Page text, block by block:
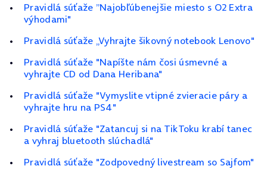
Pravidlá súťaže ”Najobľúbenejšie miesto s O2 Extra
výhodami"
Pravidlá súťaže „Vyhrajte šikovný notebook Lenovo"
Pravidlá súťaže "Napíšte nám čosi úsmevné a
vyhrajte CD od Dana Heribana"
Pravidlá súťaže "Vymyslite vtipné zvieracie páry a
vyhrajte hru na PS4"
Pravidlá súťaže "Zatancuj si na TikToku krabí tanec
a vyhraj bluetooth slúchadlá"
Pravidlá súťaže "Zodpovedný livestream so Sajfom"